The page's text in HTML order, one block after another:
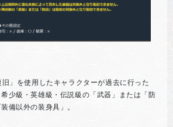
旧」を使用したキャラクターが過去に行った
少級・英雄級・伝説級の「武器」または「防
備以外の装身具」。